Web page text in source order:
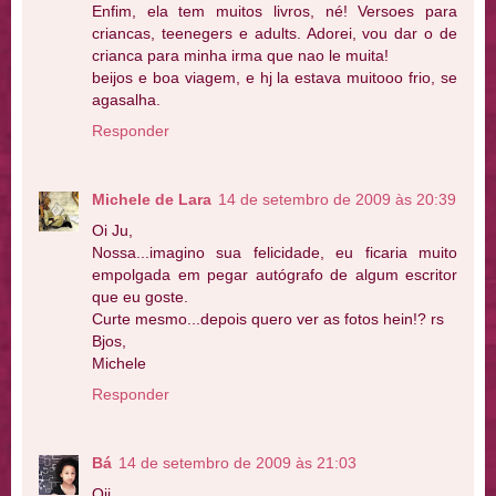
Enfim, ela tem muitos livros, né! Versoes para
criancas, teenegers e adults. Adorei, vou dar o de
crianca para minha irma que nao le muita!
beijos e boa viagem, e hj la estava muitooo frio, se
agasalha.
Responder
Michele de Lara 14 de setembro de 2009 às 20:39
Oi Ju,
Nossa...imagino sua felicidade, eu ficaria muito
empolgada em pegar autógrafo de algum escritor
que eu goste.
Curte mesmo...depois quero ver as fotos hein!? rs
Bjos,
Michele
Responder
Bá 14 de setembro de 2009 às 21:03